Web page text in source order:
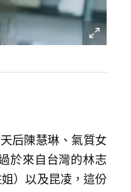
后陳慧琳、氣質女
於來自台灣的林志
）以及昆凌，這份